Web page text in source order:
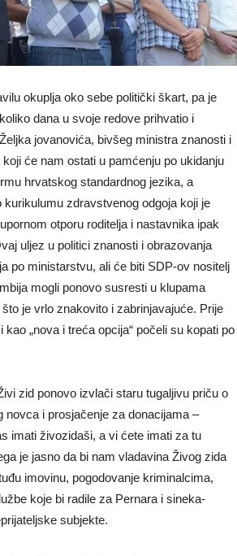
okuplja oko sebe politički škart, pa je
dana u svoje redove prihvatio i
jovanovića, bivšeg ministra znanosti i
će nam ostati u pamćenju po ukidanju
hrvatskog standardnog jezika, a
kurikulumu zdravstvenog odgoja koji je
otporu roditelja i nastavnika ipak
uljez u politici znanosti i obrazovanja
po ministarstvu, ali će biti SDP-ov nositelj
mogli ponovo susresti u klupama
je vrlo znakovito i zabrinjavajuće. Prije
„nova i treća opcija“ počeli su kopati po
zid ponovo izvlači staru tugaljivu priču o
novca i prosjačenje za donacijama –
imati živozidaši, a vi ćete imati za tu
je jasno da bi nam vladavina Živog zida
imovinu, pogodovanje kriminalcima,
koje bi radile za Pernara i sineka-
subjekte.